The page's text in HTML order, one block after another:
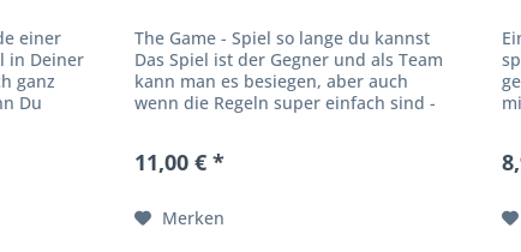
einer
in Deiner
ganz
Du
The Game - Spiel so lange du kannst
Das Spiel ist der Gegner und als Team
kann man es besiegen, aber auch
wenn die Regeln super einfach sind -
11,00 € *
Merken